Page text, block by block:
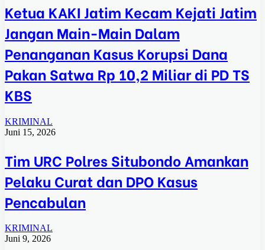
Ketua KAKI Jatim Kecam Kejati Jatim
Jangan Main-Main Dalam
Penanganan Kasus Korupsi Dana
Pakan Satwa Rp 10,2 Miliar di PD TS
KBS
KRIMINAL
Juni 15, 2026
Tim URC Polres Situbondo Amankan
Pelaku Curat dan DPO Kasus
Pencabulan
KRIMINAL
Juni 9, 2026